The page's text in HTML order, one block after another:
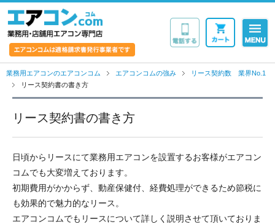
業務用エアコンのエアコンコム エアコンコムの強み
リース契約数 業界No.1
リース契約書の書き方
リース契約書の書き方
日頃からリースにて業務用エアコンを設置するお客様がエアコン
コムでも大変増えております。
初期費用がかからず、動産保健付、経費処理ができるため節税に
も効果的で魅力的なリース。
エアコンコムでもリースについて詳しく説明させて頂いておりま